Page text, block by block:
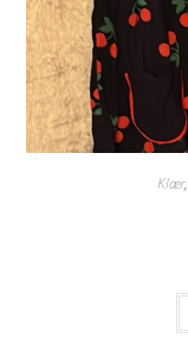
Klær,